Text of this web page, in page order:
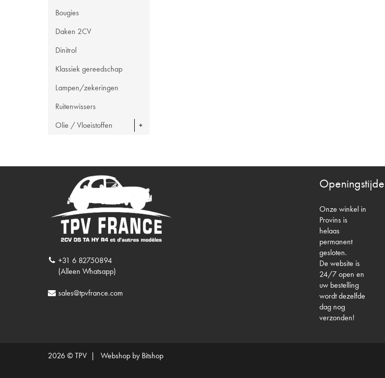
Bougies
Daken 2CV
Dinitrol
Klassiek gereedschap
Lampen/zekeringen
Ruitenwissers
Olie / Vloeistoffen
+31 6 82750894
(Alleen Whatsapp)
sales@tpvfrance.com
Onze winkel in
Provins is
helaas
permanent
gesloten.
De website is
24/7 open en
uw bestelling
wordt dezelfde
dag nog
verzonden!
2026 © TPV | Webshop by Bitshop